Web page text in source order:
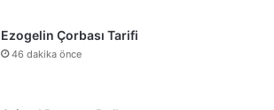
Ezogelin Çorbası Tarifi
46 dakika önce